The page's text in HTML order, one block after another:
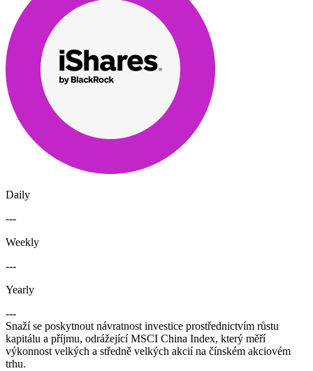
Daily
---
Weekly
---
Yearly
---
Snaží se poskytnout návratnost investice prostřednictvím růstu
kapitálu a příjmu, odrážející MSCI China Index, který měří
výkonnost velkých a středně velkých akcií na čínském akciovém
trhu.